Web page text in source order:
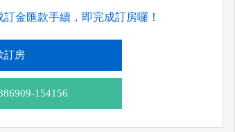
金匯款手續，即完成訂房囉！
訂房
154156